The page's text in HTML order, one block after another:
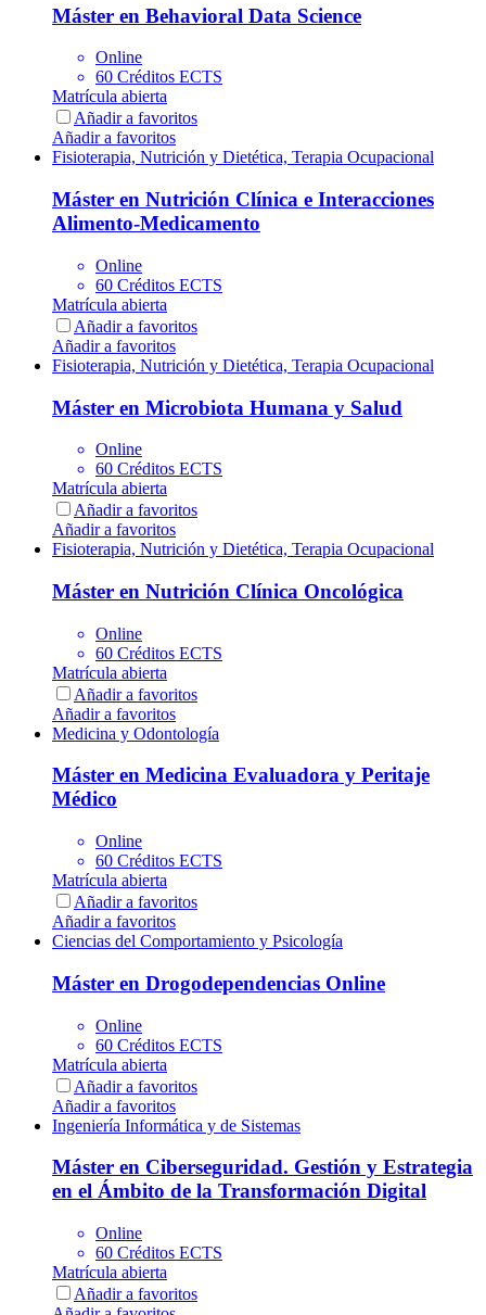
Máster en Behavioral Data Science
Online
60 Créditos ECTS
Matrícula abierta
Añadir a favoritos
Añadir a favoritos
Fisioterapia, Nutrición y Dietética, Terapia Ocupacional
Máster en Nutrición Clínica e Interacciones
Alimento-Medicamento
Online
60 Créditos ECTS
Matrícula abierta
Añadir a favoritos
Añadir a favoritos
Fisioterapia, Nutrición y Dietética, Terapia Ocupacional
Máster en Microbiota Humana y Salud
Online
60 Créditos ECTS
Matrícula abierta
Añadir a favoritos
Añadir a favoritos
Fisioterapia, Nutrición y Dietética, Terapia Ocupacional
Máster en Nutrición Clínica Oncológica
Online
60 Créditos ECTS
Matrícula abierta
Añadir a favoritos
Añadir a favoritos
Medicina y Odontología
Máster en Medicina Evaluadora y Peritaje
Médico
Online
60 Créditos ECTS
Matrícula abierta
Añadir a favoritos
Añadir a favoritos
Ciencias del Comportamiento y Psicología
Máster en Drogodependencias Online
Online
60 Créditos ECTS
Matrícula abierta
Añadir a favoritos
Añadir a favoritos
Ingeniería Informática y de Sistemas
Máster en Ciberseguridad. Gestión y Estrategia
en el Ámbito de la Transformación Digital
Online
60 Créditos ECTS
Matrícula abierta
Añadir a favoritos